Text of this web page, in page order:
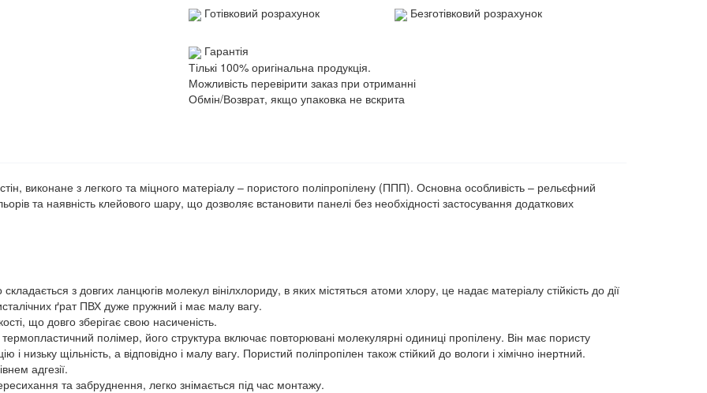
Готівковий розрахунок Безготівковий розрахунок
Гарантія
Тількі 100% оригінальна продукція.
Можливість перевірити заказ при отриманні
Обмін/Возврат, якщо упаковка не вскрита
виконане з легкого та міцного матеріалу – пористого поліпропілену (ППП). Основна особливість – рельєфний
та наявність клейового шару, що дозволяє встановити панелі без необхідності застосування додаткових
з довгих ланцюгів молекул вінілхлориду, в яких містяться атоми хлору, це надає матеріалу стійкість до дії
ґрат ПВХ дуже пружний і має малу вагу.
що довго зберігає свою насиченість.
полімер, його структура включає повторювані молекулярні одиниці пропілену. Він має пористу
і низьку щільність, а відповідно і малу вагу. Пористий поліпропілен також стійкий до вологи і хімічно інертний.
адгезії.
та забруднення, легко знімається під час монтажу.